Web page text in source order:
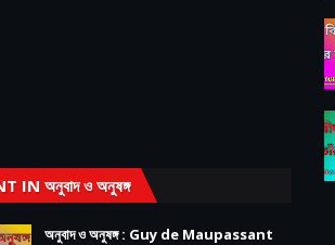
IN অনুবাদ ও অনুষঙ্গ
অনুবাদ ও অনুষঙ্গ : Guy de Maupassant